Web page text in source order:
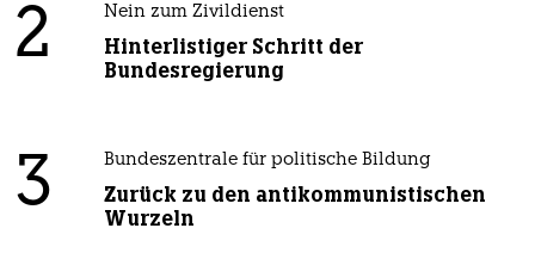
2 Nein zum Zivildienst
Hinterlistiger Schritt der
Bundesregierung
3 Bundeszentrale für politische Bildung
Zurück zu den antikommunistischen
Wurzeln